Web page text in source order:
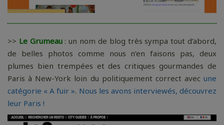
>> Le Grumeau: un nom de blog très sympa tout d’abord,
de belles photos comme nous n’en faisons pas, deux
plumes bien trempées et des critiques gourmandes de
Paris à New-York loin du politiquement correct avec une
catégorie « A fuir ». Nous les avons interviewés, découvrez
leur Paris !